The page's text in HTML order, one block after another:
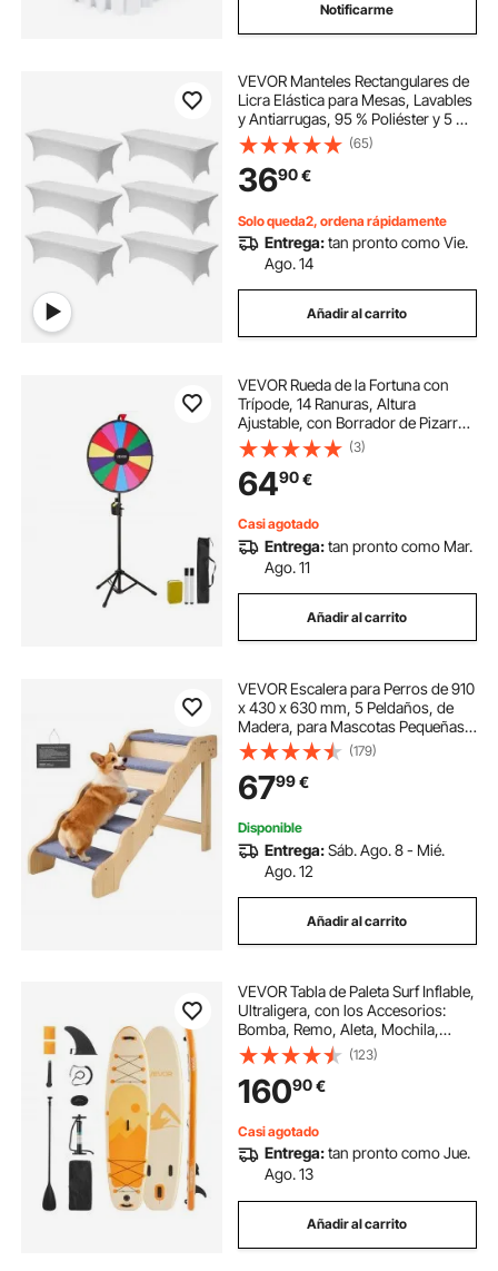
Notificarme
VEVOR Manteles Rectangulares de
Licra Elástica para Mesas, Lavables
y Antiarrugas, 95 % Poliéster y 5 %
Elastano, para Fiestas, Bodas,
Banquetes y Festivales, Blanco, 6
uds, 244 x 76 x 76 cm
(65)
3690€
Solo queda2, ordena rápidamente
Entrega:tan pronto como Vie.
Ago. 14
Añadir al carrito
VEVOR Rueda de la Fortuna con
Trípode, 14 Ranuras, Altura
Ajustable, con Borrador de Pizarra y
2 Marcadores, 6 Colores, para
Fiestas Pub Ferias Carnaval, (450–
600) x (450–600) x (1300–1550)
mm
(3)
6490€
Casi agotado
Entrega:tan pronto como Mar.
Ago. 11
Añadir al carrito
VEVOR Escalera para Perros de 910
x 430 x 630 mm, 5 Peldaños, de
Madera, para Mascotas Pequeñas,
Medianas, Grandes y Mayores, Así
Como para Cachorros de hasta 68
kg, para Camas, Sofás y Coches
(179)
6799€
Disponible
Entrega:Sáb. Ago. 8 - Mié.
Ago. 12
Añadir al carrito
VEVOR Tabla de Paleta Surf Inflable,
Ultraligera, con los Accesorios:
Bomba, Remo, Aleta, Mochila,
Correa de Tobillo y Plataforma
Antideslizante, para Jóvenes y
Adultos, 323 x 83,8 x 15,2 cm
(123)
16090€
Casi agotado
Entrega:tan pronto como Jue.
Ago. 13
Añadir al carrito